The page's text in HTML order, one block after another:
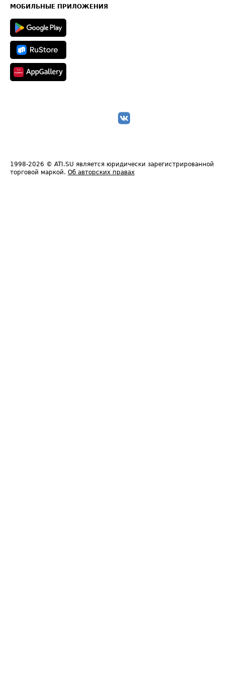
Техническая информация
МОБИЛЬНЫЕ ПРИЛОЖЕНИЯ
1998-2026 © ATI.SU является юридически зарегистрированной
торговой маркой. Об авторских правах